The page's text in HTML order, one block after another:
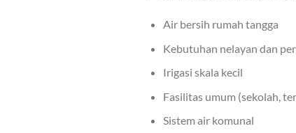
Air bersih rumah tangga
Kebutuhan nelayan dan
Irigasi skala kecil
Fasilitas umum (sekolah,
Sistem air komunal